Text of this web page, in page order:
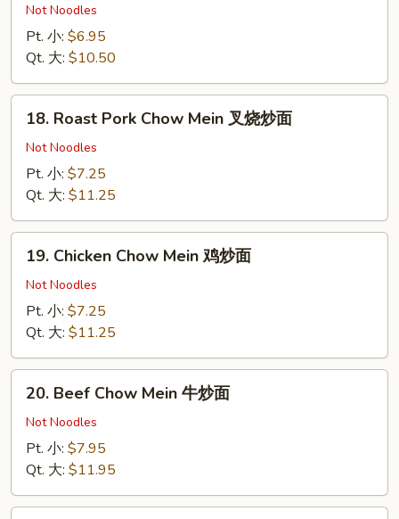
Chow
Mein
面
Not Noodles
Pt. 小: $6.95
Qt. 大: $10.50
Roast
Pork
Chow
Mein
烧
18. Roast Pork Chow Mein 叉烧炒面
Not Noodles
Pt. 小: $7.25
Qt. 大: $11.25
Chicken
Chow
Mein
面
19. Chicken Chow Mein 鸡炒面
Not Noodles
Pt. 小: $7.25
Qt. 大: $11.25
Beef
Chow
Mein
面
20. Beef Chow Mein 牛炒面
Not Noodles
Pt. 小: $7.95
Qt. 大: $11.95